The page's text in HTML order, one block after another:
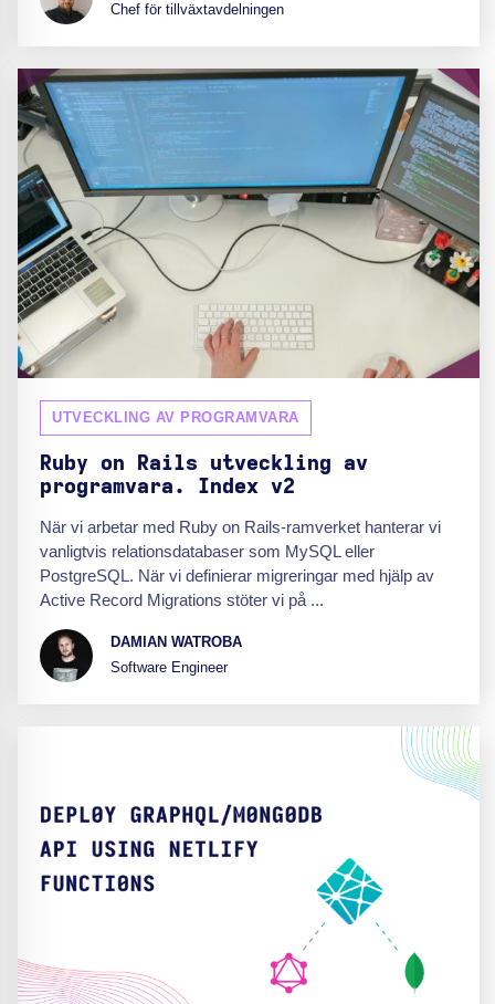
Chef för tillväxtavdelningen
UTVECKLING AV PROGRAMVARA
Ruby on Rails utveckling av
programvara. Index v2
När vi arbetar med Ruby on Rails-ramverket hanterar vi
vanligtvis relationsdatabaser som MySQL eller
PostgreSQL. När vi definierar migreringar med hjälp av
Active Record Migrations stöter vi på ...
DAMIAN WATROBA
Software Engineer